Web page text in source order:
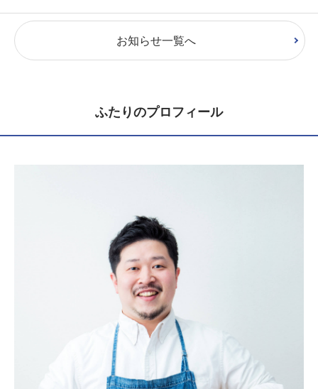
お知らせ一覧へ
ふたりのプロフィール